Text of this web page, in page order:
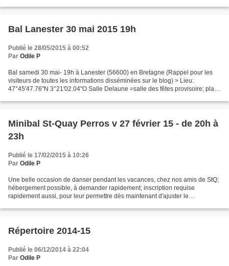
Bal Lanester 30 mai 2015 19h
Publié le 28/05/2015 à 00:52
Par Odile P
Bal samedi 30 mai- 19h à Lanester (56600) en Bretagne (Rappel pour les
visiteurs de toutes les informations disséminées sur le blog) > Lieu:
47°45'47.76"N 3°21'02.04"O Salle Delaune =salle des fêtes provisoire; place
Minibal St-Quay Perros v 27 février 15 - de 20h à
23h
Publié le 17/02/2015 à 10:26
Par Odile P
Une belle occasion de danser pendant les vacances, chez nos amis de StQ;
hébergement possible, à demander rapidement; inscription requise
rapidement aussi, pour leur permettre dès maintenant d'ajuster le
Répertoire 2014-15
Publié le 06/12/2014 à 22:04
Par Odile P